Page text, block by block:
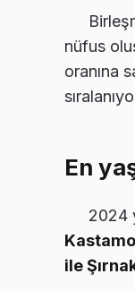
nüfus
oranına
En
2024
ile